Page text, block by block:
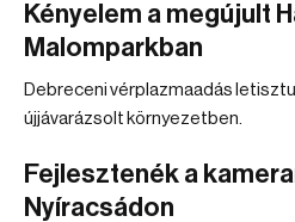
Kényelem a megújult
Malomparkban
Debreceni vérplazmaadás
újjávarázsolt környezetben.
Fejlesztenék a
Nyíracsádon